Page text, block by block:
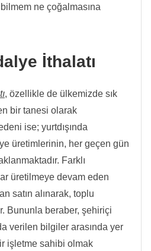
ne çoğalmasına
İthalatı
, özellikle de ülkemizde sık
bir tanesi olarak
ise; yurtdışında
üretimlerinin, her geçen gün
Farklı
üretilmeye devam eden
satın alınarak, toplu
Bununla beraber, şehiriçi
verilen bilgiler arasında yer
işletme sahibi olmak